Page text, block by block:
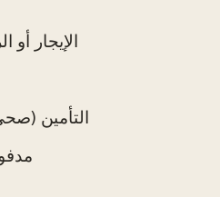
الإيجار أو
التأمين (صحي،